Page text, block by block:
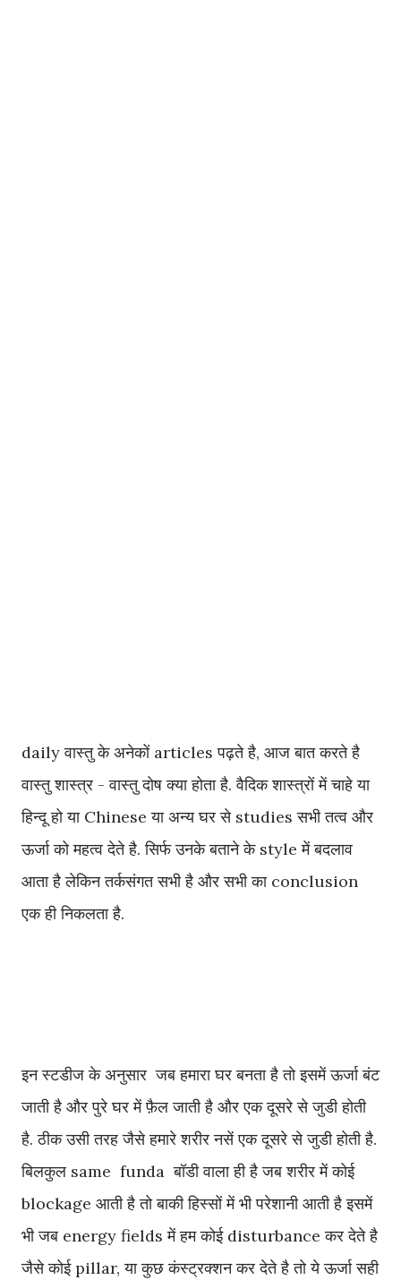
daily वास्तु के अनेकों articles पढ़ते है, आज बात करते है
वास्तु शास्त्र - वास्तु दोष क्या होता है. वैदिक शास्त्रों में चाहे या
हिन्दू हो या Chinese या अन्य घर से studies सभी तत्व और
ऊर्जा को महत्व देते है. सिर्फ उनके बताने के style में बदलाव
आता है लेकिन तर्कसंगत सभी है और सभी का conclusion
एक ही निकलता है.
इन स्टडीज के अनुसार जब हमारा घर बनता है तो इसमें ऊर्जा बंट
जाती है और पुरे घर में फ़ैल जाती है और एक दूसरे से जुडी होती
है. ठीक उसी तरह जैसे हमारे शरीर नसें एक दूसरे से जुडी होती है.
बिलकुल same funda बॉडी वाला ही है जब शरीर में कोई
blockage आती है तो बाकी हिस्सों में भी परेशानी आती है इसमें
भी जब energy fields में हम कोई disturbance कर देते है
जैसे कोई pillar, या कुछ कंस्ट्रक्शन कर देते है तो ये ऊर्जा सही